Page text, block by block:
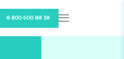
8 800 600 88 38